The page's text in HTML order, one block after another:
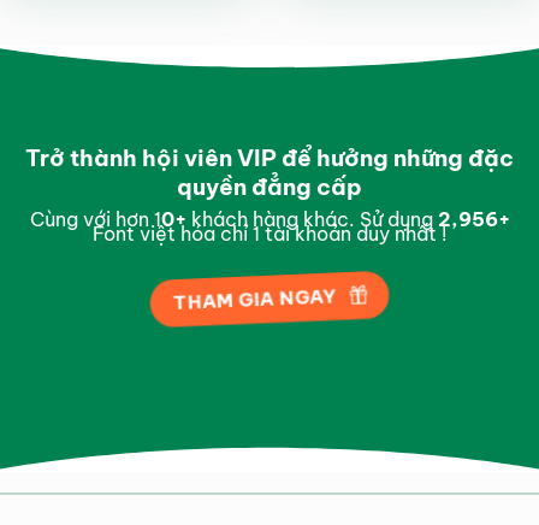
Trở thành hội viên VIP để hưởng những đặc
quyền đẳng cấp
Cùng với hơn 10+ khách hàng khác. Sử dụng 2,996+
Font việt hóa chỉ 1 tài khoản duy nhất !
THAM GIA NGAY